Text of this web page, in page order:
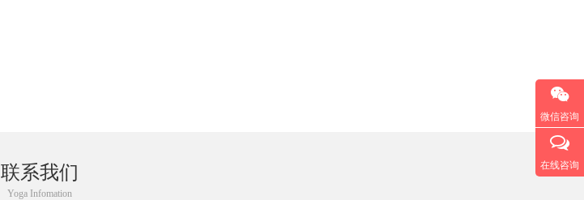
联系我们
Yoga Infomation
微信咨询
在线咨询